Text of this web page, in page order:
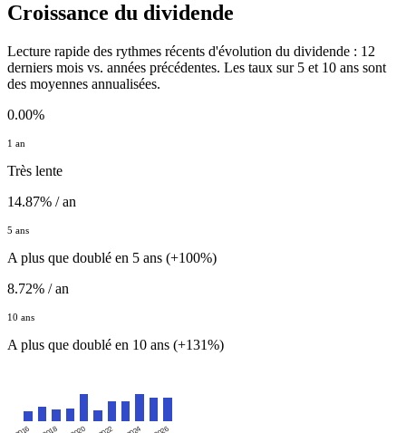
Croissance du dividende
Lecture rapide des rythmes récents d'évolution du dividende : 12
derniers mois vs. années précédentes. Les taux sur 5 et 10 ans sont
des moyennes annualisées.
0.00%
1 an
Très lente
14.87% / an
5 ans
A plus que doublé en 5 ans (+100%)
8.72% / an
10 ans
A plus que doublé en 10 ans (+131%)